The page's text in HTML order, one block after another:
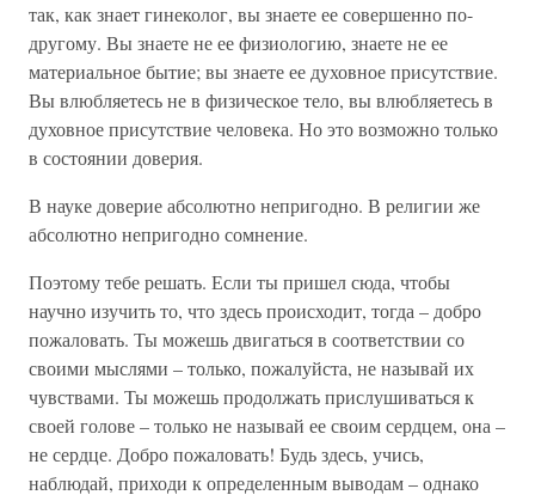
так, как знает гинеколог, вы знаете ее совершенно по-
другому. Вы знаете не ее физиологию, знаете не ее
материальное бытие; вы знаете ее духовное присутствие.
Вы влюбляетесь не в физическое тело, вы влюбляетесь в
духовное присутствие человека. Но это возможно только
в состоянии доверия.
В науке доверие абсолютно непригодно. В религии же
абсолютно непригодно сомнение.
Поэтому тебе решать. Если ты пришел сюда, чтобы
научно изучить то, что здесь происходит, тогда – добро
пожаловать. Ты можешь двигаться в соответствии со
своими мыслями – только, пожалуйста, не называй их
чувствами. Ты можешь продолжать прислушиваться к
своей голове – только не называй ее своим сердцем, она –
не сердце. Добро пожаловать! Будь здесь, учись,
наблюдай, приходи к определенным выводам – однако